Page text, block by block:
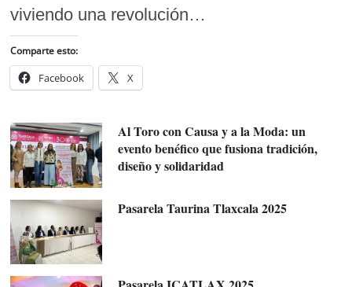
viviendo una revolución…
Comparte esto:
Facebook X
Al Toro con Causa y a la Moda: un
evento benéfico que fusiona tradición,
diseño y solidaridad
Pasarela Taurina Tlaxcala 2025